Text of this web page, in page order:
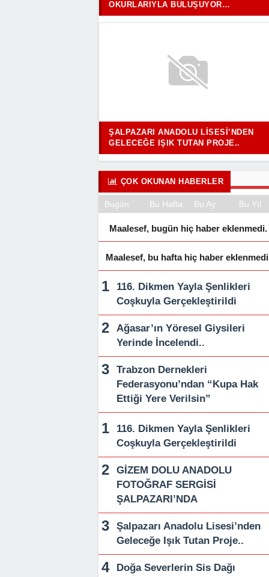
OKURLARIYLA BULUŞUYOR…
ŞALPAZARI ANADOLU LISESI’NDEN
GELECEĞE IŞIK TUTAN PROJE..
ÇOK OKUNAN HABERLER
Bugün Bu Hafta Bu Ay Bu Yıl
Maalesef, bugün hiç haber eklenmedi.
Maalesef, bu hafta hiç haber
116. Dikmen Yayla Şenlikleri
Coşkuyla Gerçekleştirildi
Ağasar’ın Yöresel Giysileri
Yerinde İncelendi..
Trabzon Dernekleri
Federasyonu’ndan “Kupa Hak
Ettiği Yere Verilsin”
116. Dikmen Yayla Şenlikleri
Coşkuyla Gerçekleştirildi
GİZEM DOLU ANADOLU
FOTOĞRAF SERGİSİ
ŞALPAZARI’NDA
Şalpazarı Anadolu Lisesi’nden
Geleceğe Işık Tutan Proje..
Doğa Severlerin Sis Dağı